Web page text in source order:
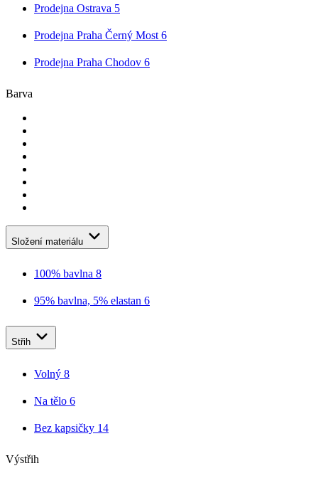
Prodejna Ostrava 5
Prodejna Praha Černý Most 6
Prodejna Praha Chodov 6
Barva
Složení materiálu
100% bavlna 8
95% bavlna, 5% elastan 6
Střih
Volný 8
Na tělo 6
Bez kapsičky 14
Výstřih